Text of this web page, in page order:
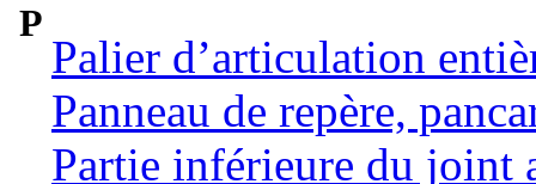
P
Palier d’articulation
Panneau de repère,
Partie inférieure du joint